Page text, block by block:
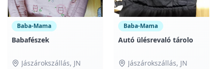
Baba-Mama
Babafészek
Jászárokszállás, JN
Baba-Mama
Autó ülésrevaló tárolo
Jászárokszállás, JN